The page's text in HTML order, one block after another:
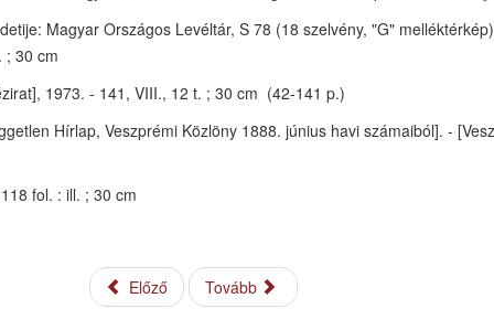
Magyar Országos Levéltár, S 78 (18 szelvény, "G"
; 30 cm
1973. - 141, VIII., 12 t. ; 30 cm (42-141 p.)
Hírlap, Veszprémi Közlöny 1888. június havi számaiból]. -
fol. : ill. ; 30 cm
Előző Tovább